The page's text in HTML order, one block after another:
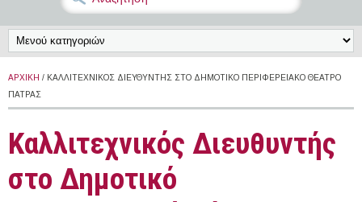
ΑΡΧΙΚΉ / ΚΑΛΛΙΤΕΧΝΙΚΌΣ ΔΙΕΥΘΥΝΤΉΣ ΣΤΟ ΔΗΜΟΤΙΚΌ ΠΕΡΙΦΕΡΕΙΑΚΌ ΘΈΑΤΡΟ
ΠΆΤΡΑΣ
Καλλιτεχνικός Διευθυντής
στο Δημοτικό